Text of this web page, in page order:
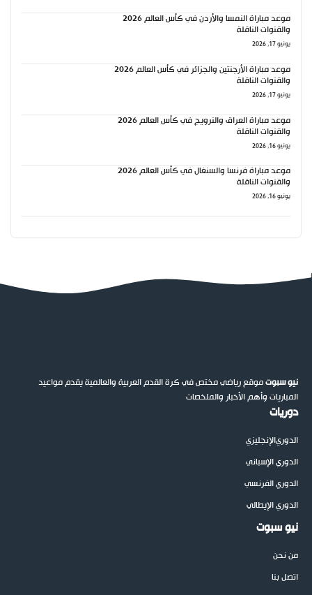
موعد مباراة النمسا والأردن في كأس العالم 2026
والقنوات الناقلة
يونيو 17, 2026
موعد مباراة الأرجنتين والجزائر في كأس العالم 2026
والقنوات الناقلة
يونيو 17, 2026
موعد مباراة العراق والنرويج في كأس العالم 2026
والقنوات الناقلة
يونيو 16, 2026
موعد مباراة فرنسا والسنغال في كأس العالم 2026
والقنوات الناقلة
يونيو 16, 2026
نيو سبوتموقع رياضي مختص في كرة القدم العربية والعالمية يقدم مواعيد
المباريات وأهم الأخبار والملخصات
دوريات
الدوريالإنجليزي
الدوري الإسباني
الدوري الفرنسي
الدوري الإيطالي
نيو سبوت
من نحن
اتصل بنا